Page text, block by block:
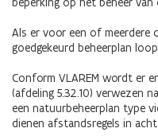
Als er voor een of meerdere
goedgekeurd beheerplan
Conform VLAREM wordt er
(afdeling 5.32.10) verwezen
een natuurbeheerplan type
dienen afstandsregels in